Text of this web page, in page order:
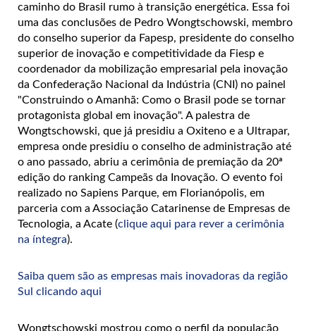
caminho do Brasil rumo à transição energética. Essa foi
uma das conclusões de Pedro Wongtschowski, membro
do conselho superior da Fapesp, presidente do conselho
superior de inovação e competitividade da Fiesp e
coordenador da mobilização empresarial pela inovação
da Confederação Nacional da Indústria (CNI) no painel
"Construindo o Amanhã: Como o Brasil pode se tornar
protagonista global em inovação". A palestra de
Wongtschowski, que já presidiu a Oxiteno e a Ultrapar,
empresa onde presidiu o conselho de administração até
o ano passado, abriu a cerimônia de premiação da 20ª
edição do ranking Campeãs da Inovação. O evento foi
realizado no Sapiens Parque, em Florianópolis, em
parceria com a Associação Catarinense de Empresas de
Tecnologia, a Acate (clique aqui para rever a cerimônia
na íntegra).
Saiba quem são as empresas mais inovadoras da região
Sul clicando aqui
Wongtschowski mostrou como o perfil da população